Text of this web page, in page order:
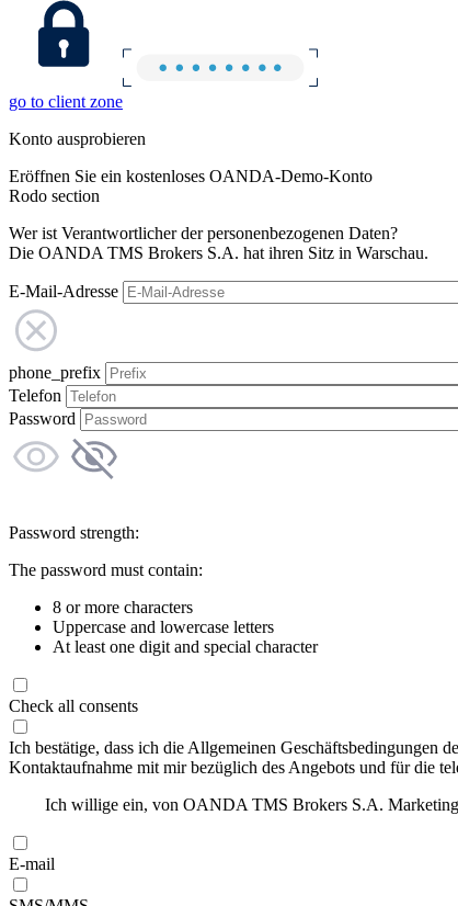
go to client zone
Konto ausprobieren
Eröffnen Sie ein kostenloses OANDA-Demo-Konto
Rodo section
Wer ist Verantwortlicher der personenbezogenen Daten?
Die OANDA TMS Brokers S.A. hat ihren Sitz in Warschau.
E-Mail-Adresse
phone_prefix
Telefon
Password
Password strength:
The password must contain:
8 or more characters
Uppercase and lowercase letters
At least one digit and special character
Check all consents
Ich bestätige, dass ich die Allgemeinen Geschäftsbedingungen
Kontaktaufnahme mit mir bezüglich des Angebots und für die
Ich willige ein, von OANDA TMS Brokers S.A.
E-mail